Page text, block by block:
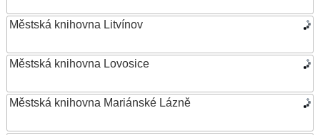
Městská knihovna Litvínov
Městská knihovna Lovosice
Městská knihovna Mariánské Lázně